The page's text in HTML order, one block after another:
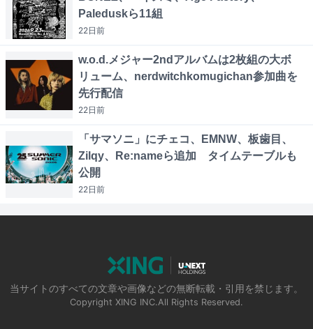
Paleduskら11組
22日前
w.o.d.メジャー2ndアルバムは2枚組の大ボ
リューム、nerdwitchkomugichan参加曲を
先行配信
22日前
「サマソニ」にチェコ、EMNW、板歯目、
Zilqy、Re:nameら追加 タイムテーブルも
公開
22日前
当サイトのすべての文章や画像などの無断転載・引用を禁じます。
Copyright XING INC.All Rights Reserved.